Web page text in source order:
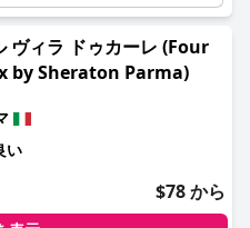
っぱいものの両方が揃ってお
価されており、ボリュームが
です。ただし、果物、植物性
の種類を増やすことを提案す
る気持ちの良いサービスは、
ィナーは、賛否両論ありま
評価し、特にビーフフィレな
値段に見合う価値があると感
雰囲気、限られたメニュー、
ヴィラ ドゥカーレ (Four
by Sheraton Parma)
い
$78 から